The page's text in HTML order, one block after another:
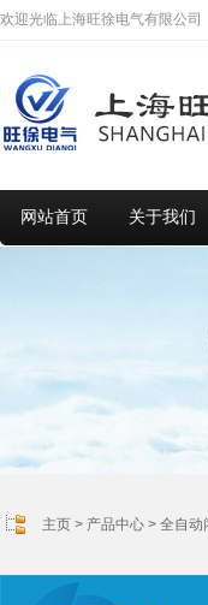
欢迎光临上海旺徐电气有限公司
网站首页 关于我们
主页 > 产品中心 > 全自动